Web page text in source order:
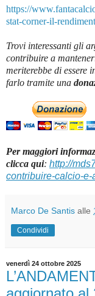
https://
stat-corner-il-
Trovi interessanti gli
contribuire a
meriterebbe di essere
farlo tramite una
Per maggiori
clicca qui: http://
contribuire-calcio-e-
Marco De Santis alle
Condividi
venerdì 24 ottobre 2025